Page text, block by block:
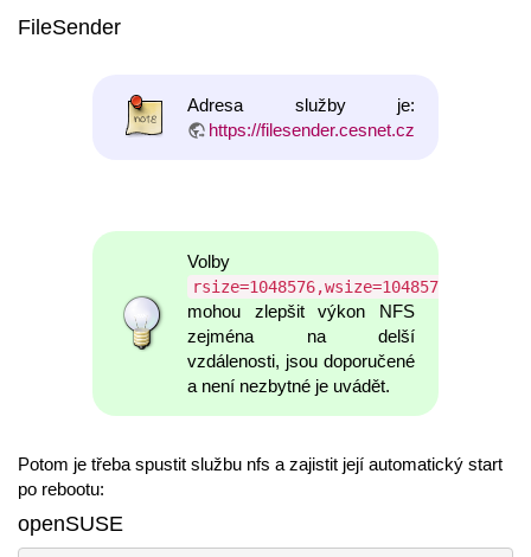
FileSender
Adresa služby je:
https://filesender.cesnet.cz
Volby
rsize=1048576,wsize=1048576
mohou zlepšit výkon NFS
zejména na delší
vzdálenosti, jsou doporučené
a není nezbytné je uvádět.
Potom je třeba spustit službu nfs a zajistit její automatický start
po rebootu:
openSUSE